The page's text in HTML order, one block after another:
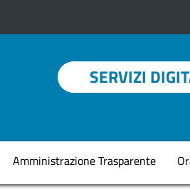
SERVIZI
Navigazione
Amministrazione Trasparente